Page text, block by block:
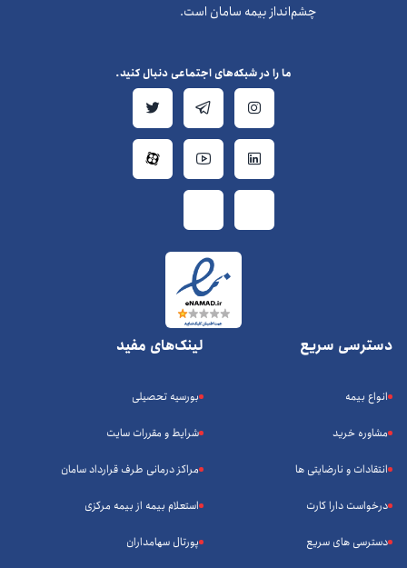
چشم‌انداز بیمه سامان است.
دسترسی سریع
انواع بیمه
مشاوره خرید
انتقادات و نارضایتی ها
درخواست دارا کارت
دسترسی های سریع
لینک‌های مفید
بورسیه تحصیلی
شرایط و مقررات سایت
مراکز درمانی طرف قرارداد سامان
استعلام بیمه از بیمه مرکزی
پورتال سهامداران
ما را در شبکه‌های اجتماعی دنبال کنید.